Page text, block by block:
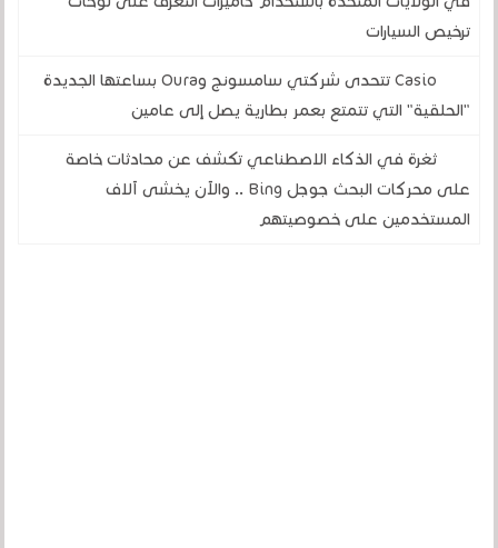
ترخيص السيارات
Casio تتحدى شركتي سامسونج وOura بساعتها الجديدة
"الحلقية" التي تتمتع بعمر بطارية يصل إلى عامين
ثغرة في الذكاء الاصطناعي تكشف عن محادثات خاصة
على محركات البحث جوجل Bing .. والآن يخشى آلاف
المستخدمين على خصوصيتهم